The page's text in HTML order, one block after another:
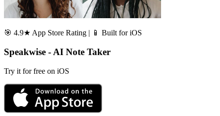
🎯 4.9★ App Store Rating | 📱 Built for iOS
Speakwise - AI Note Taker
Try it for free on iOS